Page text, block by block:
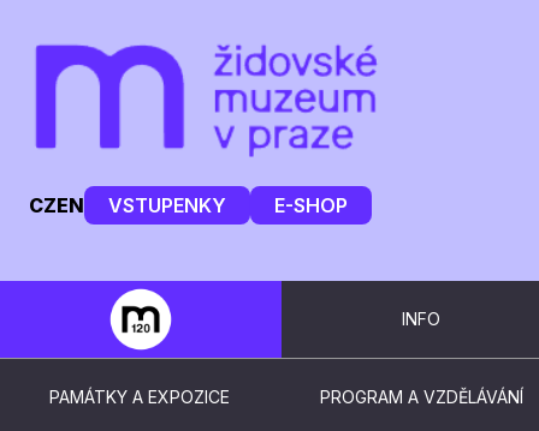
CZEN VSTUPENKY E-SHOP
INFO
PAMÁTKY A EXPOZICE PROGRAM A VZDĚLÁVÁNÍ